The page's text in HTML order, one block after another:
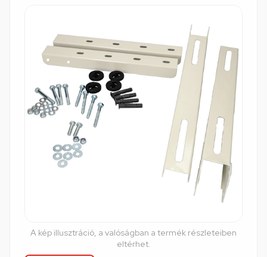
A kép illusztráció, a valóságban a termék részleteiben
eltérhet.